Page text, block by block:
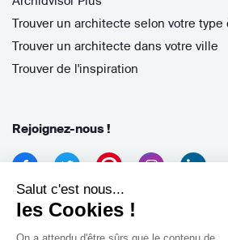
Salut c'est nous...
les Cookies !
On a attendu d'être sûrs que le contenu de
Trouver un architecte selon votre type
Trouver un architecte dans votre ville
Trouver de l'inspiration
Rejoignez-nous !